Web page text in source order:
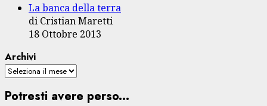
La banca della terra
di Cristian Maretti
18 Ottobre 2013
Archivi
Potresti avere perso...